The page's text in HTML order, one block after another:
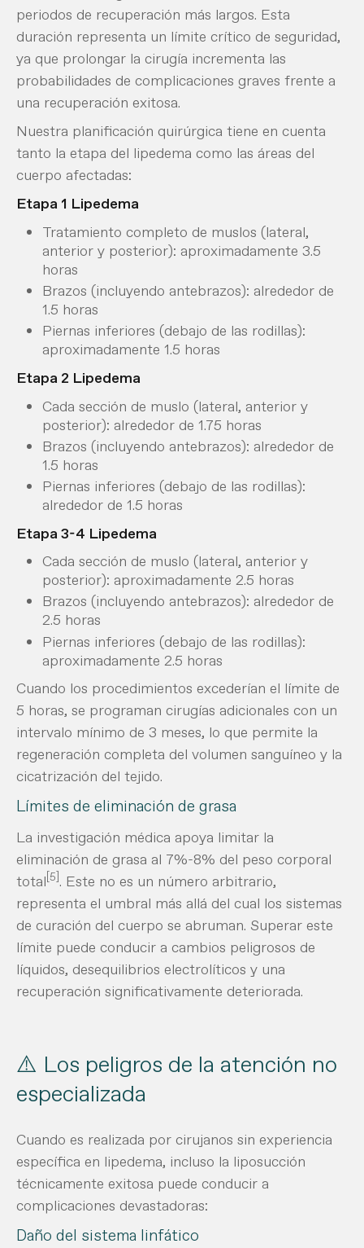
periodos de recuperación más largos. Esta
duración representa un límite crítico de seguridad,
ya que prolongar la cirugía incrementa las
probabilidades de complicaciones graves frente a
una recuperación exitosa.
Nuestra planificación quirúrgica tiene en cuenta
tanto la etapa del lipedema como las áreas del
cuerpo afectadas:
Etapa 1 Lipedema
Tratamiento completo de muslos (lateral,
anterior y posterior): aproximadamente 3.5
horas
Brazos (incluyendo antebrazos): alrededor de
1.5 horas
Piernas inferiores (debajo de las rodillas):
aproximadamente 1.5 horas
Etapa 2 Lipedema
Cada sección de muslo (lateral, anterior y
posterior): alrededor de 1.75 horas
Brazos (incluyendo antebrazos): alrededor de
1.5 horas
Piernas inferiores (debajo de las rodillas):
alrededor de 1.5 horas
Etapa 3-4 Lipedema
Cada sección de muslo (lateral, anterior y
posterior): aproximadamente 2.5 horas
Brazos (incluyendo antebrazos): alrededor de
2.5 horas
Piernas inferiores (debajo de las rodillas):
aproximadamente 2.5 horas
Cuando los procedimientos excederían el límite de
5 horas, se programan cirugías adicionales con un
intervalo mínimo de 3 meses, lo que permite la
regeneración completa del volumen sanguíneo y la
cicatrización del tejido.
Límites de eliminación de grasa
La investigación médica apoya limitar la
eliminación de grasa al 7%-8% del peso corporal
total [5] . Este no es un número arbitrario,
representa el umbral más allá del cual los sistemas
de curación del cuerpo se abruman. Superar este
límite puede conducir a cambios peligrosos de
líquidos, desequilibrios electrolíticos y una
recuperación significativamente deteriorada.
⚠️ Los peligros de la atención no
especializada
Cuando es realizada por cirujanos sin experiencia
específica en lipedema, incluso la liposucción
técnicamente exitosa puede conducir a
complicaciones devastadoras:
Daño del sistema linfático